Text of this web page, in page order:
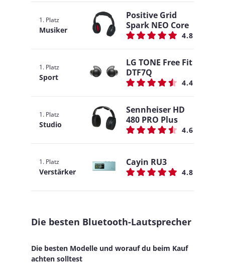
1. Platz
Musiker
Positive Grid
Spark NEO Core
4.8
1. Platz
Sport
LG TONE Free Fit
DTF7Q
4.4
1. Platz
Studio
Sennheiser HD
480 PRO Plus
4.6
1. Platz
Verstärker
Cayin RU3
4.8
Die besten Bluetooth-Lautsprecher
Die besten Modelle und worauf du beim Kauf
achten solltest